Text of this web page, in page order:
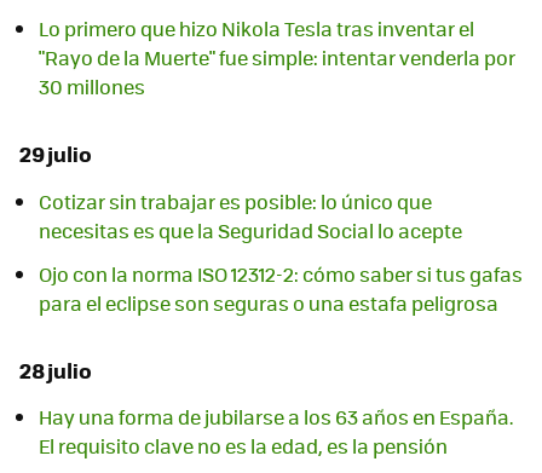
Lo primero que hizo Nikola Tesla tras inventar el
"Rayo de la Muerte" fue simple: intentar venderla por
30 millones
29 julio
Cotizar sin trabajar es posible: lo único que
necesitas es que la Seguridad Social lo acepte
Ojo con la norma ISO 12312-2: cómo saber si tus gafas
para el eclipse son seguras o una estafa peligrosa
28 julio
Hay una forma de jubilarse a los 63 años en España.
El requisito clave no es la edad, es la pensión